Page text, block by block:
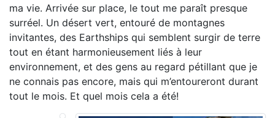
ma vie. Arrivée sur place, le tout me paraît presque
surréel. Un désert vert, entouré de montagnes
invitantes, des Earthships qui semblent surgir de terre
tout en étant harmonieusement liés à leur
environnement, et des gens au regard pétillant que je
ne connais pas encore, mais qui m’entoureront durant
tout le mois. Et quel mois cela a été!